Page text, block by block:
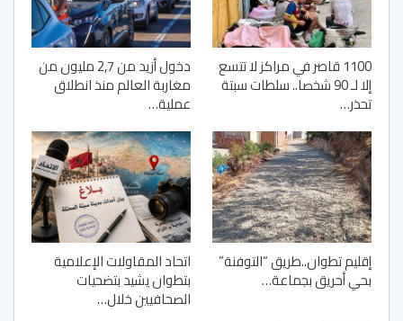
1100 قاصر في مراكز لا تتسع
إلا لـ 90 شخصا.. سلطات سبتة
تحذر…
دخول أزيد من 2,7 مليون من
مغاربة العالم منذ انطلاق
عملية…
إقليم تطوان..طريق “التوفنة”
بحي أحريق بجماعة…
اتحاد المقاولات الإعلامية
بتطوان يشيد بتضحيات
الصحافيين خلال…